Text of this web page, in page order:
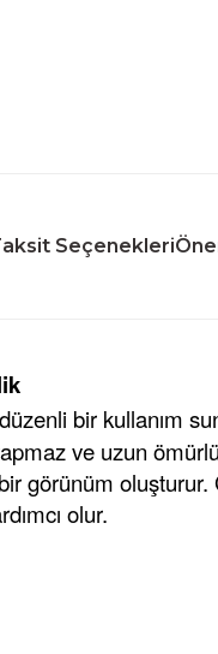
Seçenekleri
bir kullanım
ve uzun
görünüm
olur.